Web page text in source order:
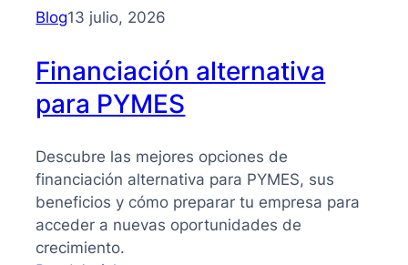
necesitas
tomar
mejores
decisiones
Blog13 julio, 2026
Financiación alternativa
para PYMES
Descubre las mejores opciones de
financiación alternativa para PYMES, sus
beneficios y cómo preparar tu empresa para
acceder a nuevas oportunidades de
crecimiento.